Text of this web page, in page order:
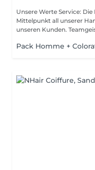
Unsere Werte Service: Die Exzellenz im Friseurdienst steht im
Mittelpunkt all unserer
unseren Kunden.
Pack Homme +